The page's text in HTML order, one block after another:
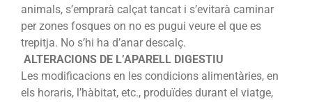
animals, s’emprarà calçat tancat i s’evitarà caminar
per zones fosques on no es pugui veure el que es
trepitja. No s’hi ha d’anar descalç.
ALTERACIONS DE L’APARELL DIGESTIU
Les modificacions en les condicions alimentàries, en
els horaris, l’hàbitat, etc., produïdes durant el viatge,